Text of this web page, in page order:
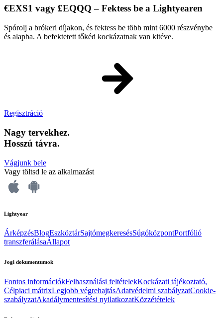
€EXS1 vagy £EQQQ – Fektess be a Lightyearen
Spórolj a brókeri díjakon, és fektess be több mint 6000 részvénybe
és alapba. A befektetett tőkéd kockázatnak van kitéve.
Regisztráció
Nagy tervekhez.
Hosszú távra.
Vágjunk bele
Vagy töltsd le az alkalmazást
Lightyear
ÁrképzésBlogEszköztárSajtómegkeresésSúgóközpontPortfólió
transzferálásaÁllapot
Jogi dokumentumok
Fontos információkFelhasználási feltételekKockázati tájékoztató,
Célpiaci mátrixLegjobb végrehajtásAdatvédelmi szabályzatCookie-
szabályzatAkadálymentesítési nyilatkozatKözzétételek